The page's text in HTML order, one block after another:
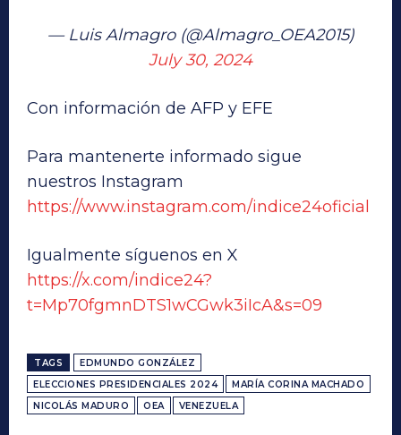
— Luis Almagro (@Almagro_OEA2015)
July 30, 2024
Con información de AFP y EFE
Para mantenerte informado sigue
nuestros Instagram
https://www.instagram.com/indice24oficial
Igualmente síguenos en X
https://x.com/indice24?
t=Mp70fgmnDTS1wCGwk3iIcA&s=09
TAGS
EDMUNDO GONZÁLEZ
ELECCIONES PRESIDENCIALES 2024
MARÍA CORINA MACHADO
NICOLÁS MADURO
OEA VENEZUELA